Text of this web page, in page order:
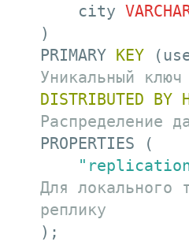
    city
)
PRIMARY KEY
Уникальный ключ
DISTRIBUTED BY
Распределение
PROPERTIES (
Для локального
реплику
);